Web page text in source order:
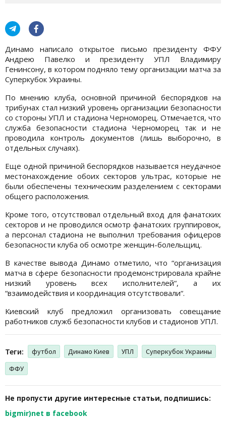
Динамо написало открытое письмо президенту ФФУ
Андрею Павелко и президенту УПЛ Владимиру
Генинсону, в котором подняло тему организации матча за
Суперкубок Украины.
По мнению клуба, основной причиной беспорядков на
трибунах стал низкий уровень организации безопасности
со стороны УПЛ и стадиона Черноморец. Отмечается, что
служба безопасности стадиона Черноморец так и не
проводила контроль документов (лишь выборочно, в
отдельных случаях).
Еще одной причиной беспорядков называется неудачное
местонахождение обоих секторов ультрас, которые не
были обеспечены техническим разделением с секторами
общего расположения.
Кроме того, отсутствовал отдельный вход для фанатских
секторов и не проводился осмотр фанатских группировок,
а персонал стадиона не выполнил требования офицеров
безопасности клуба об осмотре женщин-болельщиц.
В качестве вывода Динамо отметило, что “организация
матча в сфере безопасности продемонстрировала крайне
низкий уровень всех исполнителей“, а их
“взаимодействия и координация отсутствовали“.
Киевский клуб предложил организовать совещание
работников служб безопасности клубов и стадионов УПЛ.
Теги: футбол Динамо Киев УПЛ
Суперкубок Украины
ФФУ
Не пропусти другие интересные статьи, подпишись:
bigmir)net в facebook